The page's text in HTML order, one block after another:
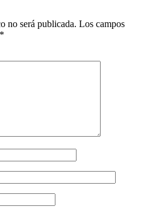
no será publicada. Los campos
*